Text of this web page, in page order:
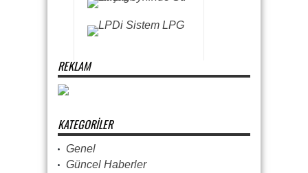
REKLAM
KATEGORILER
Genel
Güncel Haberler